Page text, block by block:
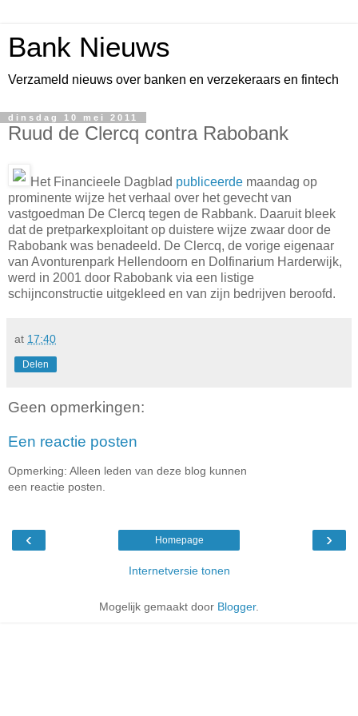
Bank Nieuws
Verzameld nieuws over banken en verzekeraars en fintech
dinsdag 10 mei 2011
Ruud de Clercq contra Rabobank
Het Financieele Dagblad publiceerde maandag op
prominente wijze het verhaal over het gevecht van
vastgoedman De Clercq tegen de Rabbank. Daaruit bleek
dat de pretparkexploitant op duistere wijze zwaar door de
Rabobank was benadeeld. De Clercq, de vorige eigenaar
van Avonturenpark Hellendoorn en Dolfinarium Harderwijk,
werd in 2001 door Rabobank via een listige
schijnconstructie uitgekleed en van zijn bedrijven beroofd.
at 17:40
Delen
Geen opmerkingen:
Een reactie posten
Opmerking: Alleen leden van deze blog kunnen
een reactie posten.
‹ ›
Homepage
Internetversie tonen
Mogelijk gemaakt door Blogger.